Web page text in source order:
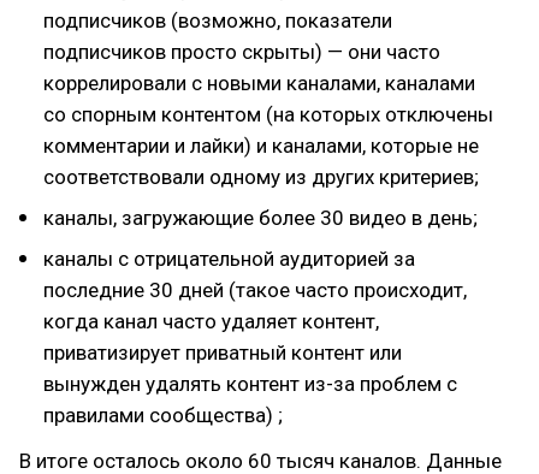
подписчиков (возможно, показатели
подписчиков просто скрыты) — они часто
коррелировали с новыми каналами, каналами
со спорным контентом (на которых отключены
комментарии и лайки) и каналами, которые не
соответствовали одному из других критериев;
каналы, загружающие более 30 видео в день;
каналы с отрицательной аудиторией за
последние 30 дней (такое часто происходит,
когда канал часто удаляет контент,
приватизирует приватный контент или
вынужден удалять контент из-за проблем с
правилами сообщества) ;
В итоге осталось около 60 тысяч каналов. Данные